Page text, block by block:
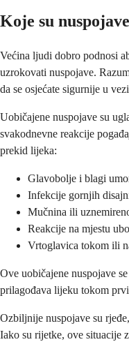
Koje su
Većina ljudi dobro podnosi
uzrokovati nuspojave.
da se osjećate sigurnije u
Uobičajene nuspojave su
svakodnevne reakcije
prekid lijeka:
Glavobolje i blagi
Infekcije gornjih
Mučnina ili
Reakcije na mjestu
Vrtoglavica tokom ili
Ove uobičajene nuspojave
prilagođava lijeku tokom
Ozbiljnije nuspojave su
Iako su rijetke, ove situacije